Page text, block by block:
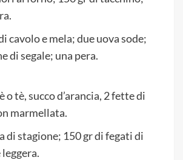
cavolo e mela; due uova sode;
di segale; una pera.
o tè, succo d’arancia, 2 fette di
marmellata.
di stagione; 150 gr di fegati di